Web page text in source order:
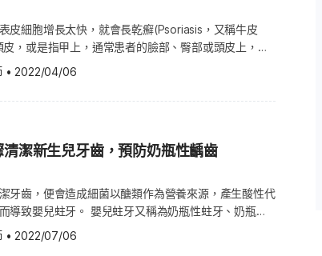
力會降低 玫瑰疹最容易
過，並不代
他嬰幼兒過度密切接觸。
抗體，因此再次感染的機
但並不是法定傳染病，
。 玫瑰疹多久會好？
孩子到底會燒多久、紅
，也稱川崎氏症）是一種罕見的心血管疾病，為血管
四肢、口腔、唇、喉部等全身有血管的部位，甚至引起
5歲以下的幼童，根據美國心
，AHA）報告，每5個心臟血管兒童病患中，
其診斷和治療主要根據病童的臨床狀況，治療可依冠狀
活動，但建議定期做心臟超音波檢查。（推薦閱讀：
一次了解各類心臟檢查項目） 若病童伴隨小型輕微異
。若病童合併多處或大型冠狀動脈瘤，則可能需注射
IV），或手術治療。有些病童終身需到醫院定期追蹤
生濃厚的氣味。 避免使用如香水或防蚊液之類的噴
睡覺的地方必須乾淨整齊，固定用熱水清洗床單和毯
子玩填充玩偶，或是讓動物到孩子們睡覺的地方。 用
咳嗽、喘鳴、胸悶、呼吸困難、半夜醒來等，在這種情
子的狀況(例如使用吸入器)，最好給孩子約1小時的休
示很重要，並定時追蹤，就算孩子曾有過這樣的經
小(約5~12歲)而已，只要玩耍，等他們國高中(約
然小孩愛玩無可厚非，但建議從小就建立分擔家事的
培養他們處理事情的能力。 當然，指派給小孩的家
成龍，望女成鳳之外，也希望他們是熱心公益、關心
以身作則從事公益活動，會是小孩最好的榜樣，無論去
而不只是為了應付學校的功課才做公益。 另外，有美
元的環境，是避免他們變得驕縱且自我中心的一種方
孩子可能會碰上與他們生活環境截然不同的人事物，學
皮細胞增長太快，就會長乾癬(Psoriasis，又稱牛皮
，或是指甲上，通常患者的臉部、臀部或頭皮上，會
乾癬(Guttate
身上的類型，會讓小孩的身體肌膚大範圍冒出小紅點
癬發作的原因，通常是喉嚨細菌感染所引發。此外，基
孩有乾癬嚴重嗎？ 乾癬一方面會造成患者身體上的不
也會引發焦慮、造成心理負擔，所以需要儘快治療。
患血壓、血脂、胰島素水平異常等心臟及代謝疾病。若
可能是代謝症候群(Metabolic syndrome)的高危險
E. Tamburro)表示，乾癬是會影響患者全身與身心
• 2022/04/06
潔新生兒牙齒，預防奶瓶性齲齒
牙齒，便會造成細菌以醣類作為營養來源，產生酸性代
牙又稱為奶瓶性蛀牙、奶瓶性
疾病。若症狀嚴重，恐導致嬰兒牙齒流血、牙齦腫脹，
• 2022/07/06